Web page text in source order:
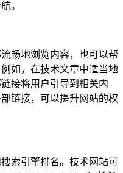
。
畅地浏览内容，也可以帮
如，在技术文章中适当地
接将用户引导到相关内
链接，可以提升网站的权
索引擎排名。技术网站可